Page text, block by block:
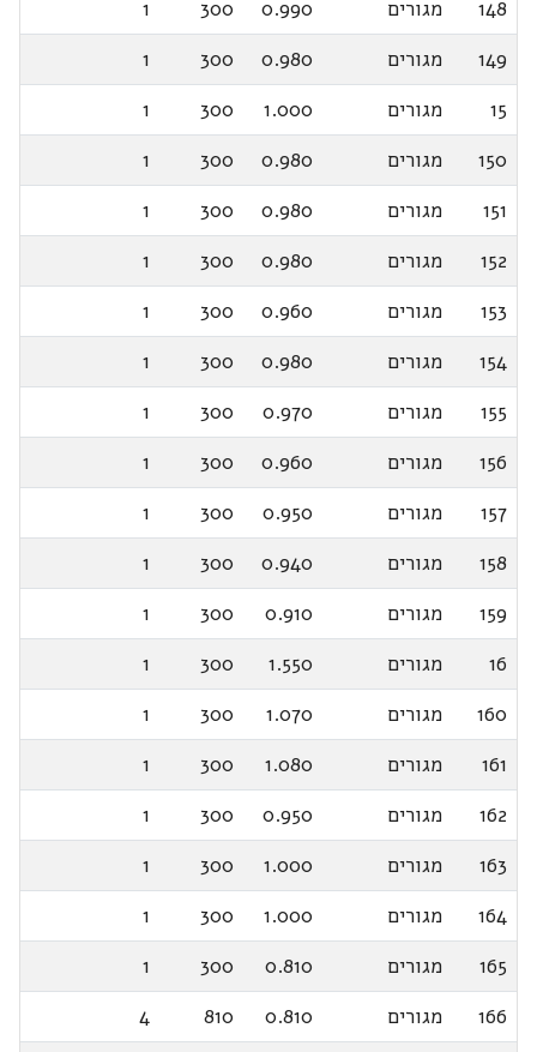
148
מגורים 0.990
300
1
149
מגורים 0.980
300
1
15
מגורים 1.000
300
1
150
מגורים 0.980
300
1
151
מגורים 0.980
300
1
152
מגורים 0.980
300
1
153
מגורים 0.960
300
1
154
מגורים 0.980
300
1
155
מגורים 0.970
300
1
156
מגורים 0.960
300
1
157
מגורים 0.950
300
1
158
מגורים 0.940
300
1
159
מגורים 0.910
300
1
16
מגורים 1.550
300
1
160
מגורים 1.070
300
1
161
מגורים 1.080
300
1
162
מגורים 0.950
300
1
163
מגורים 1.000
300
1
164
מגורים 1.000
300
1
165
מגורים 0.810
300
1
166
מגורים 0.810
810
4